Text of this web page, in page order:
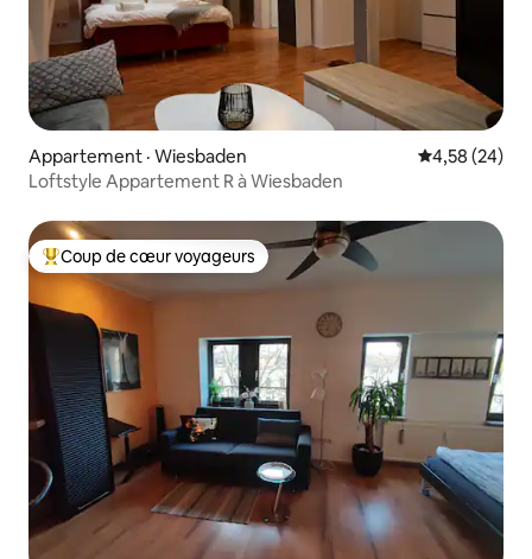
Appartement · Wiesbaden Note
4,58 (24)
Loftstyle Appartement R à Wiesbaden
Coup de cœur voyageurs parmi les plus aimés
Coup de cœur voyageurs